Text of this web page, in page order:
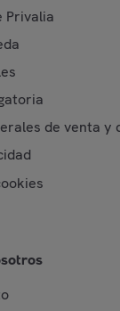
Privalia
de venta y